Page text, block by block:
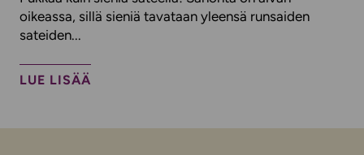
oikeassa, sillä sieniä tavataan yleensä runsaiden
sateiden...
LUE LISÄÄ